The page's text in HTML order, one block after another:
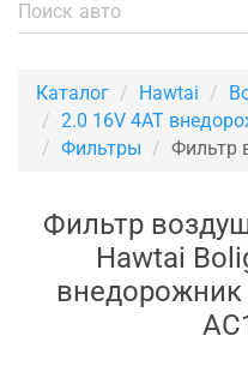
Каталог Hawtai
2.0 16V 4AT
Фильтры
Фильтр
Фильтр
Hawtai
внедорожник